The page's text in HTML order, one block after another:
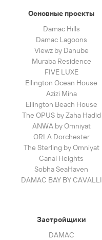
Основные проекты
Damac Hills
Damac Lagoons
Viewz by Danube
Muraba Residence
FIVE LUXE
Ellington Ocean House
Azizi Mina
Ellington Beach House
The OPUS by Zaha Hadid
ANWA by Omniyat
ORLA Dorchester
The Sterling by Omniyat
Canal Heights
Sobha SeaHaven
DAMAC BAY BY CAVALLI
Застройщики
DAMAC